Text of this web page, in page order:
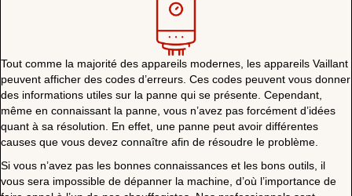
Tout comme la majorité des appareils modernes, les appareils Vaillant
peuvent afficher des codes d’erreurs. Ces codes peuvent vous donner
des informations utiles sur la panne qui se présente. Cependant,
même en connaissant la panne, vous n’avez pas forcément d’idées
quant à sa résolution. En effet, une panne peut avoir différentes
causes que vous devez connaître afin de résoudre le problème.
Si vous n’avez pas les bonnes connaissances et les bons outils, il
vous sera impossible de dépanner la machine, d’où l’importance de